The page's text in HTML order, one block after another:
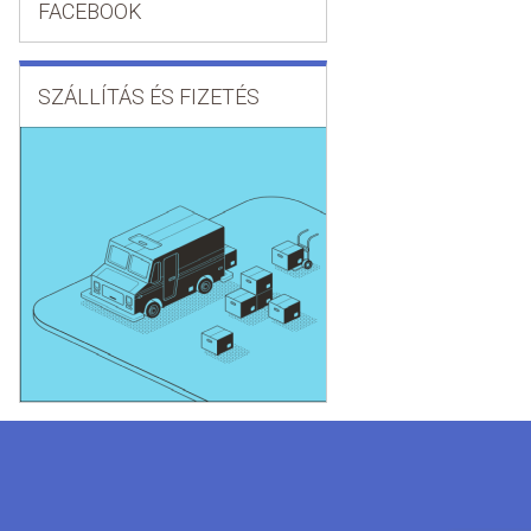
FACEBOOK
SZÁLLÍTÁS ÉS FIZETÉS